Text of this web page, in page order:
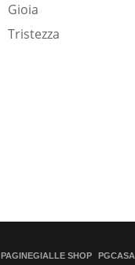
Gioia
Tristezza
PAGINEGIALLE SHOP PGCASA